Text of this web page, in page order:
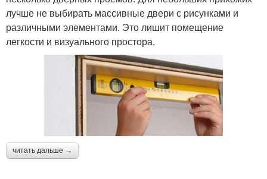
лучше не выбирать массивные двери с рисунками и
различными элементами. Это лишит помещение
легкости и визуального простора.
читать дальше →